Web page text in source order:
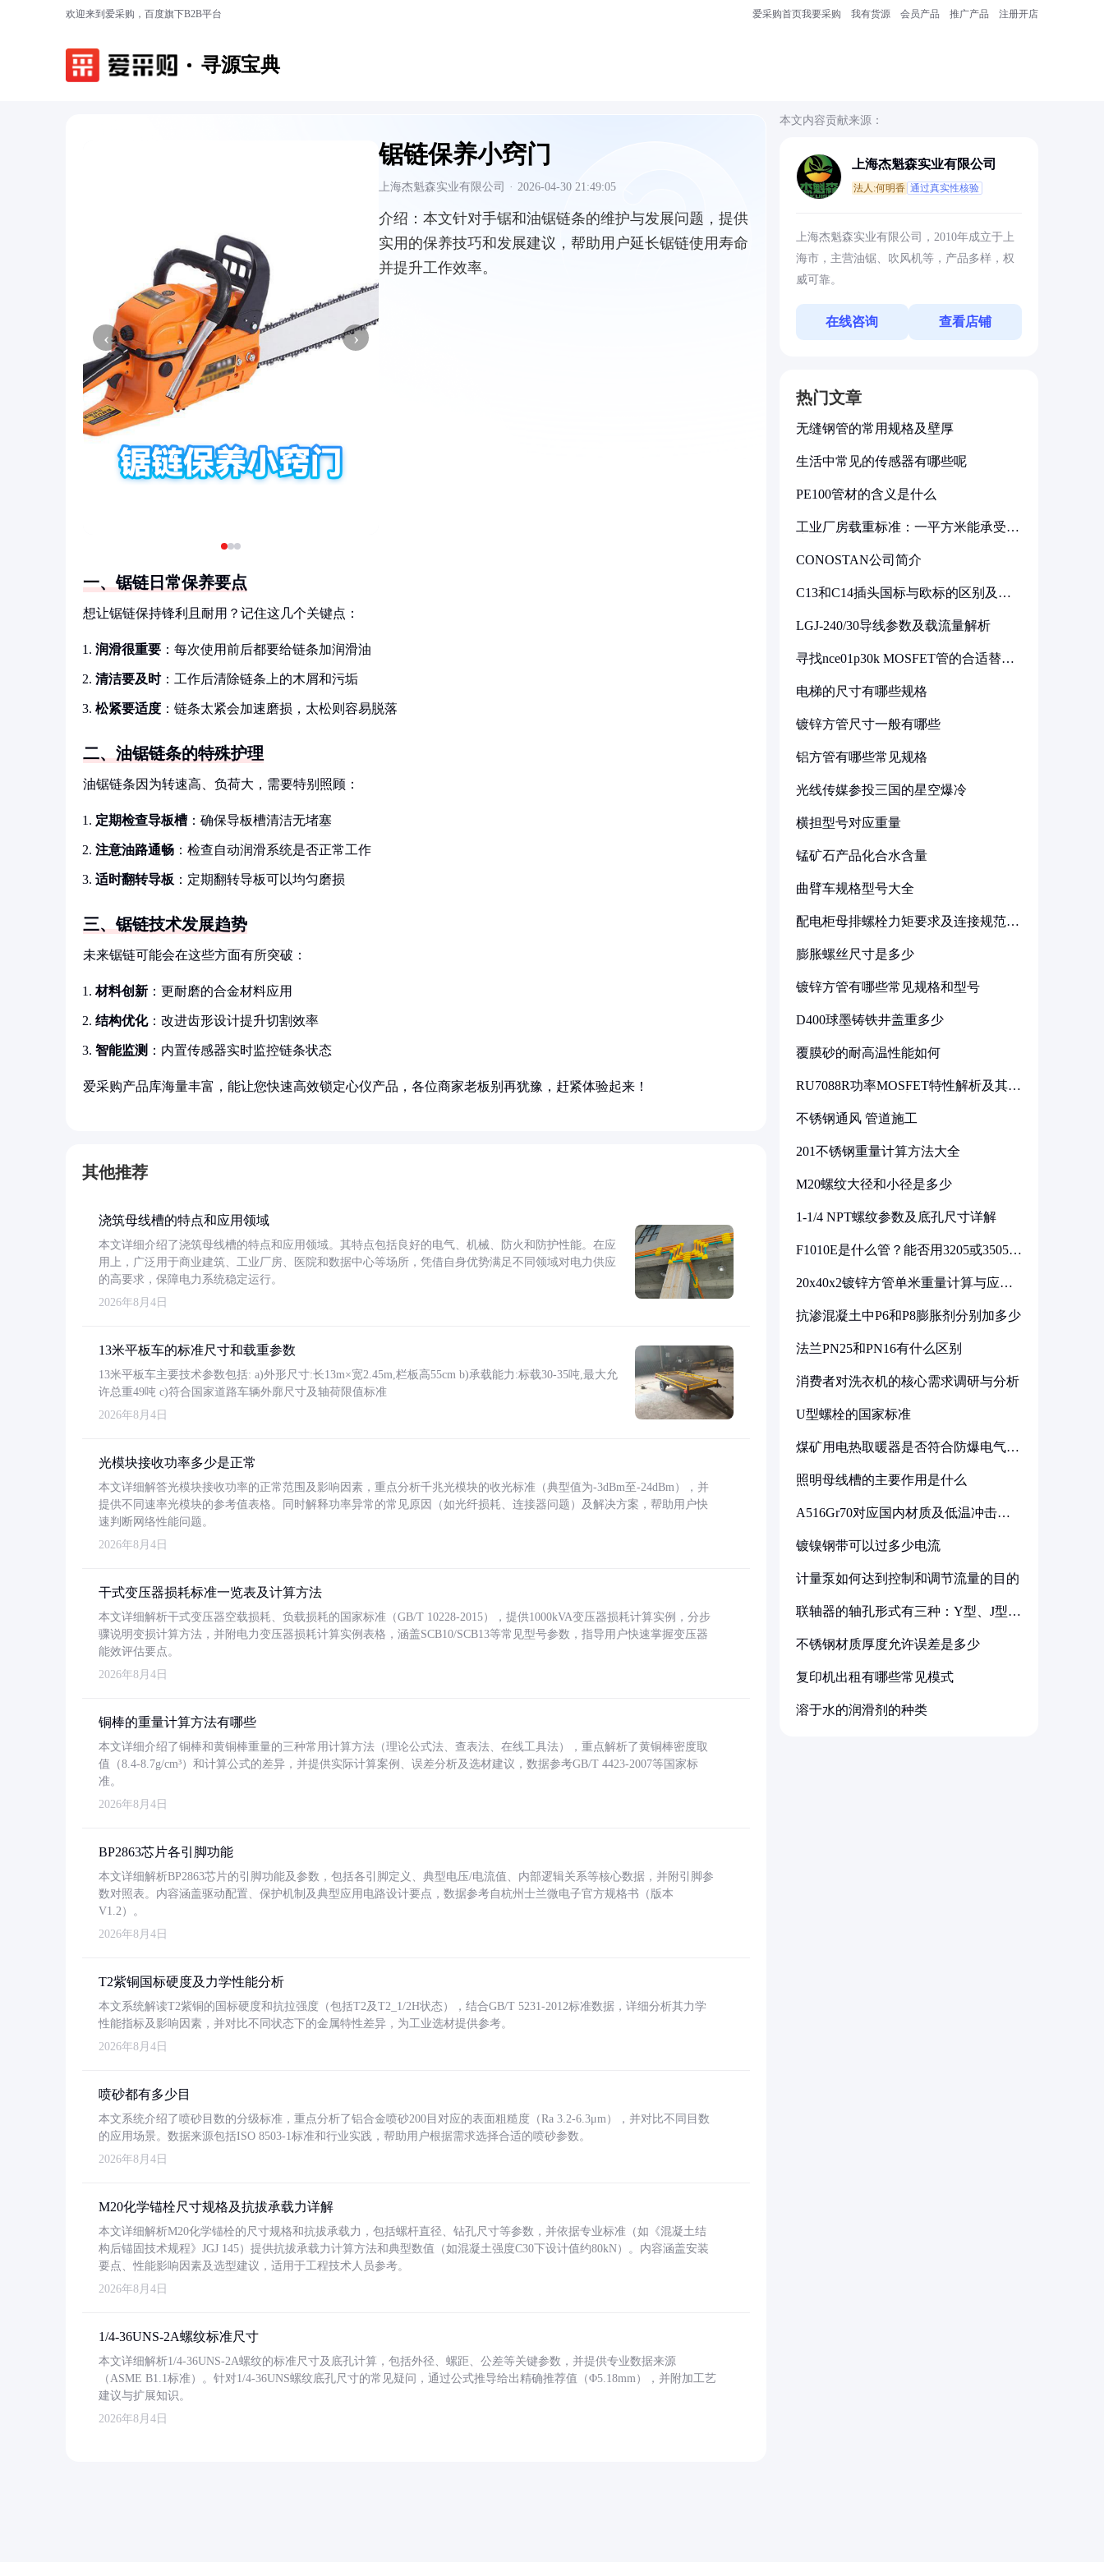
欢迎来到爱采购，百度旗下B2B平台 爱采购首页我要采购 我有货源 会员产品 推广产品 注册开店
寻源宝典
‹ ›
锯链保养小窍门
上海杰魁森实业有限公司 · 2026-04-30 21:49:05
介绍： 本文针对手锯和油锯链条的维护与发展问题，提供
实用的保养技巧和发展建议，帮助用户延长锯链使用寿命
并提升工作效率。
一、锯链日常保养要点
想让锯链保持锋利且耐用？记住这几个关键点：
润滑很重要 ：每次使用前后都要给链条加润滑油
清洁要及时：工作后清除链条上的木屑和污垢
松紧要适度 ：链条太紧会加速磨损，太松则容易脱落
二、油锯链条的特殊护理
油锯链条因为转速高、负荷大，需要特别照顾：
定期检查导板槽 ：确保导板槽清洁无堵塞
注意油路通畅 ：检查自动润滑系统是否正常工作
适时翻转导板 ：定期翻转导板可以均匀磨损
三、锯链技术发展趋势
未来锯链可能会在这些方面有所突破：
材料创新 ：更耐磨的合金材料应用
结构优化：改进齿形设计提升切割效率
智能监测 ：内置传感器实时监控链条状态
爱采购产品库海量丰富，能让您快速高效锁定心仪产品，各位商家老板别再犹豫，赶紧体验起来！
其他推荐
浇筑母线槽的特点和应用领域
本文详细介绍了浇筑母线槽的特点和应用领域。其特点包括良好的电气、机械、防火和防护性能。在应
用上，广泛用于商业建筑、工业厂房、医院和数据中心等场所，凭借自身优势满足不同领域对电力供应
的高要求，保障电力系统稳定运行。
2026年8月4日
13米平板车的标准尺寸和载重参数
13米平板车主要技术参数包括: a)外形尺寸:长13m×宽2.45m,栏板高55cm b)承载能力:标载30-35吨,最大允
许总重49吨 c)符合国家道路车辆外廓尺寸及轴荷限值标准
2026年8月4日
光模块接收功率多少是正常
本文详细解答光模块接收功率的正常范围及影响因素，重点分析千兆光模块的收光标准（典型值为-3dBm至-24dBm），并
提供不同速率光模块的参考值表格。同时解释功率异常的常见原因（如光纤损耗、连接器问题）及解决方案，帮助用户快
速判断网络性能问题。
2026年8月4日
干式变压器损耗标准一览表及计算方法
本文详细解析干式变压器空载损耗、负载损耗的国家标准（GB/T 10228-2015），提供1000kVA变压器损耗计算实例，分步
骤说明变损计算方法，并附电力变压器损耗计算实例表格，涵盖SCB10/SCB13等常见型号参数，指导用户快速掌握变压器
能效评估要点。
2026年8月4日
铜棒的重量计算方法有哪些
本文详细介绍了铜棒和黄铜棒重量的三种常用计算方法（理论公式法、查表法、在线工具法），重点解析了黄铜棒密度取
值（8.4-8.7g/cm³）和计算公式的差异，并提供实际计算案例、误差分析及选材建议，数据参考GB/T 4423-2007等国家标
准。
2026年8月4日
BP2863芯片各引脚功能
本文详细解析BP2863芯片的引脚功能及参数，包括各引脚定义、典型电压/电流值、内部逻辑关系等核心数据，并附引脚参
数对照表。内容涵盖驱动配置、保护机制及典型应用电路设计要点，数据参考自杭州士兰微电子官方规格书（版本
V1.2）。
2026年8月4日
T2紫铜国标硬度及力学性能分析
本文系统解读T2紫铜的国标硬度和抗拉强度（包括T2及T2_1/2H状态），结合GB/T 5231-2012标准数据，详细分析其力学
性能指标及影响因素，并对比不同状态下的金属特性差异，为工业选材提供参考。
2026年8月4日
喷砂都有多少目
本文系统介绍了喷砂目数的分级标准，重点分析了铝合金喷砂200目对应的表面粗糙度（Ra 3.2-6.3μm），并对比不同目数
的应用场景。数据来源包括ISO 8503-1标准和行业实践，帮助用户根据需求选择合适的喷砂参数。
2026年8月4日
M20化学锚栓尺寸规格及抗拔承载力详解
本文详细解析M20化学锚栓的尺寸规格和抗拔承载力，包括螺杆直径、钻孔尺寸等参数，并依据专业标准（如《混凝土结
构后锚固技术规程》JGJ 145）提供抗拔承载力计算方法和典型数值（如混凝土强度C30下设计值约80kN）。内容涵盖安装
要点、性能影响因素及选型建议，适用于工程技术人员参考。
2026年8月4日
1/4-36UNS-2A螺纹标准尺寸
本文详细解析1/4-36UNS-2A螺纹的标准尺寸及底孔计算，包括外径、螺距、公差等关键参数，并提供专业数据来源
（ASME B1.1标准）。针对1/4-36UNS螺纹底孔尺寸的常见疑问，通过公式推导给出精确推荐值（Φ5.18mm），并附加工艺
建议与扩展知识。
2026年8月4日
本文内容贡献来源：
上海杰魁森实业有限公司
法人:何明香 通过真实性核验
上海杰魁森实业有限公司，2010年成立于上
海市，主营油锯、吹风机等，产品多样，权
威可靠。
在线咨询 查看店铺
热门文章
无缝钢管的常用规格及壁厚
生活中常见的传感器有哪些呢
PE100管材的含义是什么
工业厂房载重标准：一平方米能承受多
CONOSTAN公司简介
C13和C14插头国标与欧标的区别及其
LGJ-240/30导线参数及载流量解析
寻找nce01p30k MOSFET管的合适替代
电梯的尺寸有哪些规格
镀锌方管尺寸一般有哪些
铝方管有哪些常见规格
光线传媒参投三国的星空爆冷
横担型号对应重量
锰矿石产品化合水含量
曲臂车规格型号大全
配电柜母排螺栓力矩要求及连接规范详
膨胀螺丝尺寸是多少
镀锌方管有哪些常见规格和型号
D400球墨铸铁井盖重多少
覆膜砂的耐高温性能如何
RU7088R功率MOSFET特性解析及其在
不锈钢通风 管道施工
201不锈钢重量计算方法大全
M20螺纹大径和小径是多少
1-1/4 NPT螺纹参数及底孔尺寸详解
F1010E是什么管？能否用3205或3505代
20x40x2镀锌方管单米重量计算与应用
抗渗混凝土中P6和P8膨胀剂分别加多少
法兰PN25和PN16有什么区别
消费者对洗衣机的核心需求调研与分析
U型螺栓的国家标准
煤矿用电热取暖器是否符合防爆电气设
照明母线槽的主要作用是什么
A516Gr70对应国内材质及低温冲击要
镀镍钢带可以过多少电流
计量泵如何达到控制和调节流量的目的
联轴器的轴孔形式有三种：Y型、J型、
不锈钢材质厚度允许误差是多少
复印机出租有哪些常见模式
溶于水的润滑剂的种类